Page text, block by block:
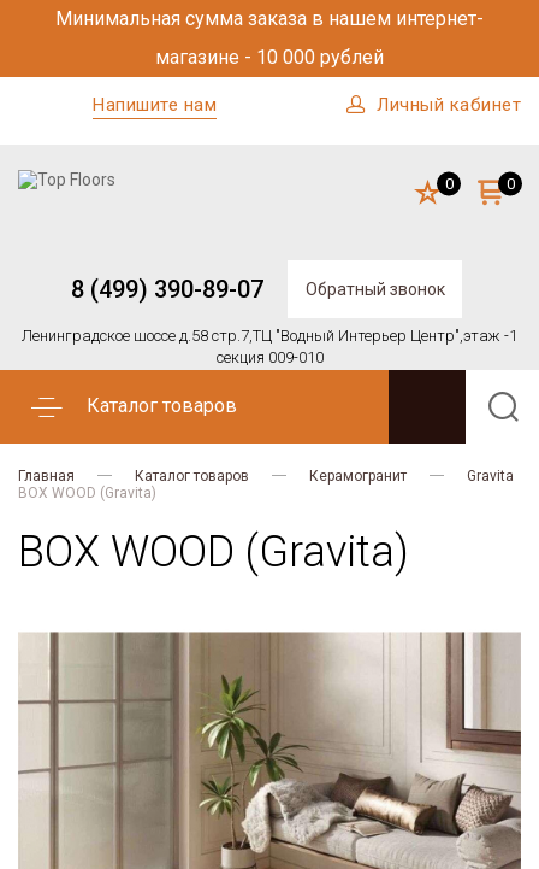
Минимальная сумма заказа в нашем интернет-
магазине - 10 000 рублей
Напишите нам Личный кабинет
8 (499) 390-89-07 Обратный звонок
Ленинградское шоссе д.58 стр.7,ТЦ "Водный Интерьер Центр",этаж -1
секция 009-010
0 0
Каталог товаров
Главная Каталог товаров Керамогранит
Gravita
BOX WOOD (Gravita)
BOX WOOD (Gravita)